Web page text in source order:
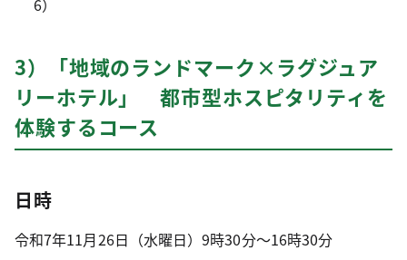
6）
3）「地域のランドマーク×ラグジュア
リーホテル」 都市型ホスピタリティを
体験するコース
日時
令和7年11月26日（水曜日）9時30分～16時30分